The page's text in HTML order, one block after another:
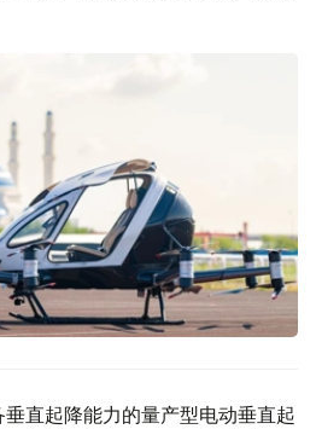
直起降能力的量产型电动垂直起